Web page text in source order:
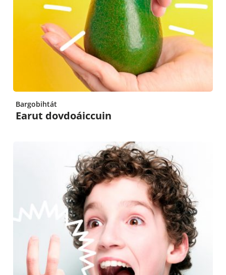
Bargobihtát
Earut dovdoáiccuin